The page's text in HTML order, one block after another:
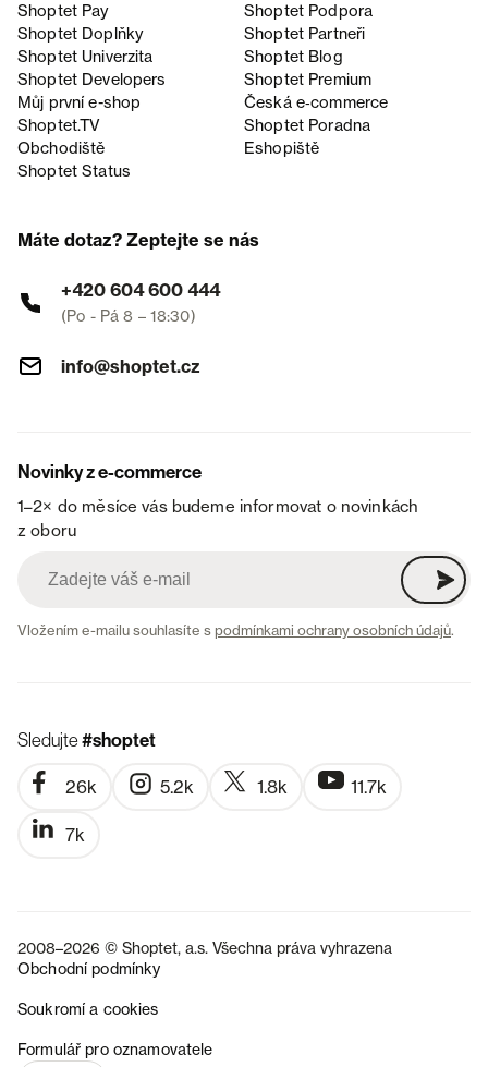
Shoptet Pay
Shoptet Podpora
Shoptet Doplňky
Shoptet Partneři
Shoptet Univerzita
Shoptet Blog
Shoptet Developers
Shoptet Premium
Můj první e-shop
Česká e‑commerce
Shoptet.TV
Shoptet Poradna
Obchodiště
Eshopiště
Shoptet Status
Máte dotaz? Zeptejte se nás
+420 604 600 444
(Po - Pá 8 – 18:30)
info@shoptet.cz
Novinky z e-commerce
1–2× do měsíce vás budeme informovat o novinkách
z oboru
Vložením e-mailu souhlasíte spodmínkami ochrany osobních údajů.
Sledujte#shoptet
26k 5.2k 1.8k 11.7k
7k
2008–2026 © Shoptet, a.s. Všechna práva vyhrazena
Obchodní podmínky
Soukromí a cookies
Formulář pro oznamovatele